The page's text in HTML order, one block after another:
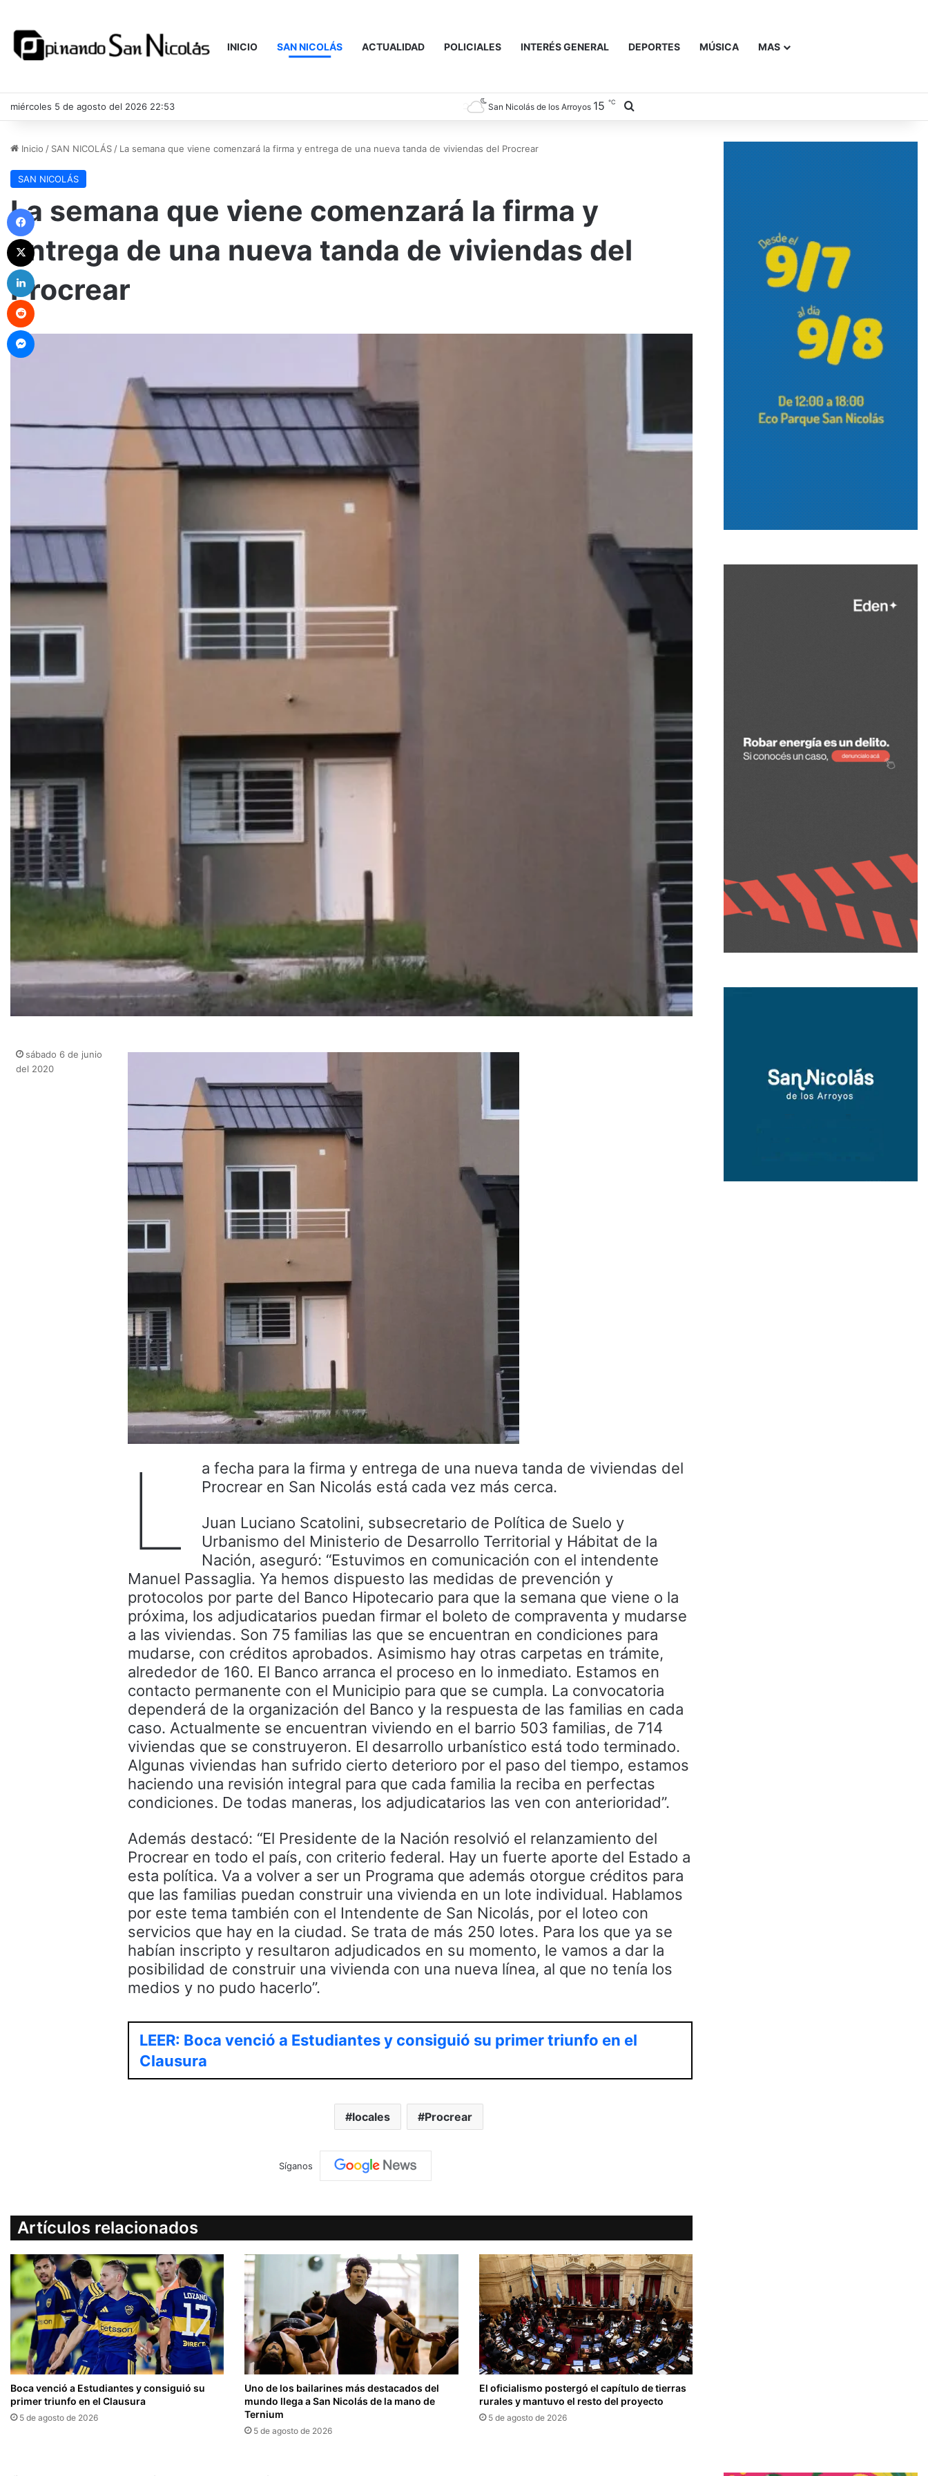
INICIO SAN NICOLÁS ACTUALIDAD POLICIALES INTERÉS GENERAL DEPORTES MÚSICA MAS
miércoles 5 de agosto del 2026 22:53 San Nicolás de los Arroyos 15 ℃
Inicio / SAN NICOLÁS / La semana que viene comenzará la firma y entrega de una nueva tanda de viviendas del Procrear
SAN NICOLÁS
La semana que viene comenzará la firma y
entrega de una nueva tanda de viviendas del
Procrear
L
a fecha para la firma y entrega de una nueva tanda de viviendas del
Procrear en San Nicolás está cada vez más cerca.
Juan Luciano Scatolini, subsecretario de Política de Suelo y
Urbanismo del Ministerio de Desarrollo Territorial y Hábitat de la
Nación, aseguró: “Estuvimos en comunicación con el intendente
Manuel Passaglia. Ya hemos dispuesto las medidas de prevención y
protocolos por parte del Banco Hipotecario para que la semana que viene o la
próxima, los adjudicatarios puedan firmar el boleto de compraventa y mudarse
a las viviendas. Son 75 familias las que se encuentran en condiciones para
mudarse, con créditos aprobados. Asimismo hay otras carpetas en trámite,
alrededor de 160. El Banco arranca el proceso en lo inmediato. Estamos en
contacto permanente con el Municipio para que se cumpla. La convocatoria
dependerá de la organización del Banco y la respuesta de las familias en cada
caso. Actualmente se encuentran viviendo en el barrio 503 familias, de 714
viviendas que se construyeron. El desarrollo urbanístico está todo terminado.
Algunas viviendas han sufrido cierto deterioro por el paso del tiempo, estamos
haciendo una revisión integral para que cada familia la reciba en perfectas
condiciones. De todas maneras, los adjudicatarios las ven con anterioridad”.
Además destacó: “El Presidente de la Nación resolvió el relanzamiento del
Procrear en todo el país, con criterio federal. Hay un fuerte aporte del Estado a
esta política. Va a volver a ser un Programa que además otorgue créditos para
que las familias puedan construir una vivienda en un lote individual. Hablamos
por este tema también con el Intendente de San Nicolás, por el loteo con
servicios que hay en la ciudad. Se trata de más 250 lotes. Para los que ya se
habían inscripto y resultaron adjudicados en su momento, le vamos a dar la
posibilidad de construir una vivienda con una nueva línea, al que no tenía los
medios y no pudo hacerlo”.
LEER: Boca venció a Estudiantes y consiguió su primer triunfo en el
Clausura
locales Procrear
sábado 6 de junio
del 2020
Síganos
Artículos relacionados
Boca venció a Estudiantes y consiguió su
primer triunfo en el Clausura
5 de agosto de 2026
Uno de los bailarines más destacados del
mundo llega a San Nicolás de la mano de
Ternium
5 de agosto de 2026
El oficialismo postergó el capítulo de tierras
rurales y mantuvo el resto del proyecto
5 de agosto de 2026
Facebook
Reddit